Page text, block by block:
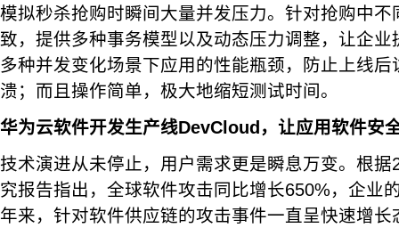
模拟秒杀抢购时瞬间大量并发压力。针对抢购中不
致，提供多种事务模型以及动态压力调整，让企
多种并发变化场景下应用的性能瓶颈，防止上线
溃；而且操作简单，极大地缩短测试时间。
华为云软件开发生产线DevCloud，让应用软件安
技术演进从未停止，用户需求更是瞬息万变。根
究报告指出，全球软件攻击同比增长650%，企业
年来，针对软件供应链的攻击事件一直呈快速增